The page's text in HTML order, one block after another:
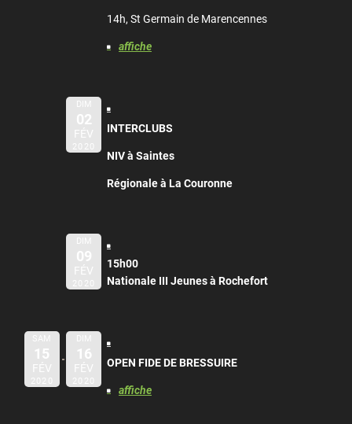
14h, St Germain de Marencennes
affiche
DIM
02
FÉV
2020
INTERCLUBS
NIV à Saintes
Régionale à La Couronne
DIM
09
FÉV
2020
15h00
Nationale III Jeunes à Rochefort
SAM
15
FÉV
2020
DIM
16
FÉV
2020
OPEN FIDE DE BRESSUIRE
affiche